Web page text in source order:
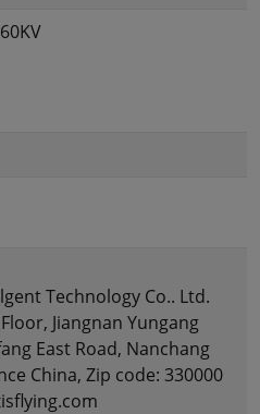
Technology Co.. Ltd.
Jiangnan Yungang
East Road, Nanchang
China, Zip code: 330000